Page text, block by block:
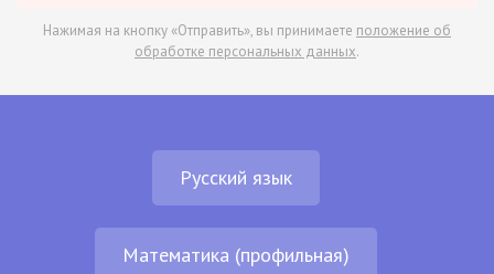
Нажимая на кнопку «Отправить», вы принимаете положение об
обработке персональных данных.
Русский язык
Математика (профильная)